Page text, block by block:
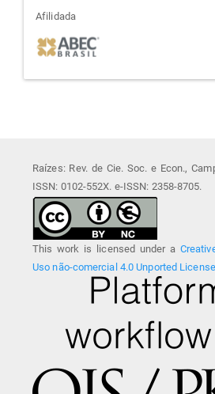
afiliada
Afilidada
Raízes: Rev. de Cie. Soc. e Econ.,
ISSN: 0102-552X. e-ISSN: 2358-8705.
This work is licensed under a
Uso não-comercial 4.0 Unported License